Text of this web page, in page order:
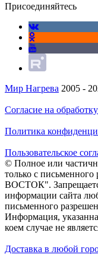
Присоединяйтесь
Мир Нагрева 2005 -
Согласие на
Политика
Пользовательское
© Полное или
только с
ВОСТОК".
информации сайта
письменного
Информация,
коем случае не
Доставка в любой